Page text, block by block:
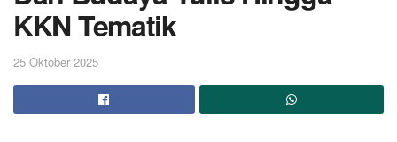
KKN Tematik
25 Oktober 2025